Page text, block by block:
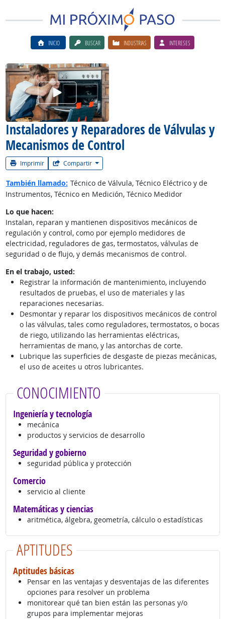
INICIO BUSCAR INDUSTRIAS INTERESES
Instaladores y Reparadores de Válvulas y
Mecanismos de Control
Imprimir Compartir
Ver el vίdeo de la carrera
También llamado: Técnico de Válvula, Técnico Eléctrico y de
Instrumentos, Técnico en Medición, Técnico Medidor
Lo que hacen:
Instalan, reparan y mantienen dispositivos mecánicos de
regulación y control, como por ejemplo medidores de
electricidad, reguladores de gas, termostatos, válvulas de
seguridad o de flujo, y demás mecanismos de control.
En el trabajo, usted:
Registrar la información de mantenimiento, incluyendo
resultados de pruebas, el uso de materiales y las
reparaciones necesarias.
Desmontar y reparar los dispositivos mecánicos de control
o las válvulas, tales como reguladores, termostatos, o bocas
de riego, utilizando las herramientas eléctricas,
herramientas de mano, y las antorchas de corte.
Lubrique las superficies de desgaste de piezas mecánicas,
el uso de aceites u otros lubricantes.
CONOCIMIENTO
Ingeniería y tecnología
mecánica
productos y servicios de desarrollo
Seguridad y gobierno
seguridad pública y protección
Comercio
servicio al cliente
Matemáticas y ciencias
aritmética, álgebra, geometría, cálculo o estadísticas
APTITUDES
Aptitudes básicas
Pensar en las ventajas y desventajas de las diferentes
opciones para resolver un problema
monitorear qué tan bien están las personas y/o
grupos para implementar mejoras